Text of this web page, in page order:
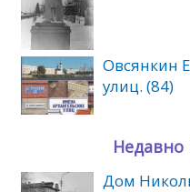
Овсянкин
улиц. (84)
Дом